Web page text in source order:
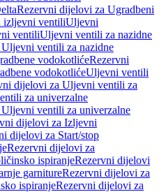
Rezervni dijelovi za Ugradbeni
ventiliUljevni
ventiliUljevni ventili za nazidne
ventili za nazidne
vodokotlićeRezervni
vodokotlićeUljevni ventili
dijelovi za Uljevni ventili za
za univerzalne
ventili za univerzalne
dijelovi za Izljevni
dijelovi za Start/stop
Rezervni dijelovi za
ispiranjeRezervni dijelovi
garnitureRezervni dijelovi za
ispiranjeRezervni dijelovi za